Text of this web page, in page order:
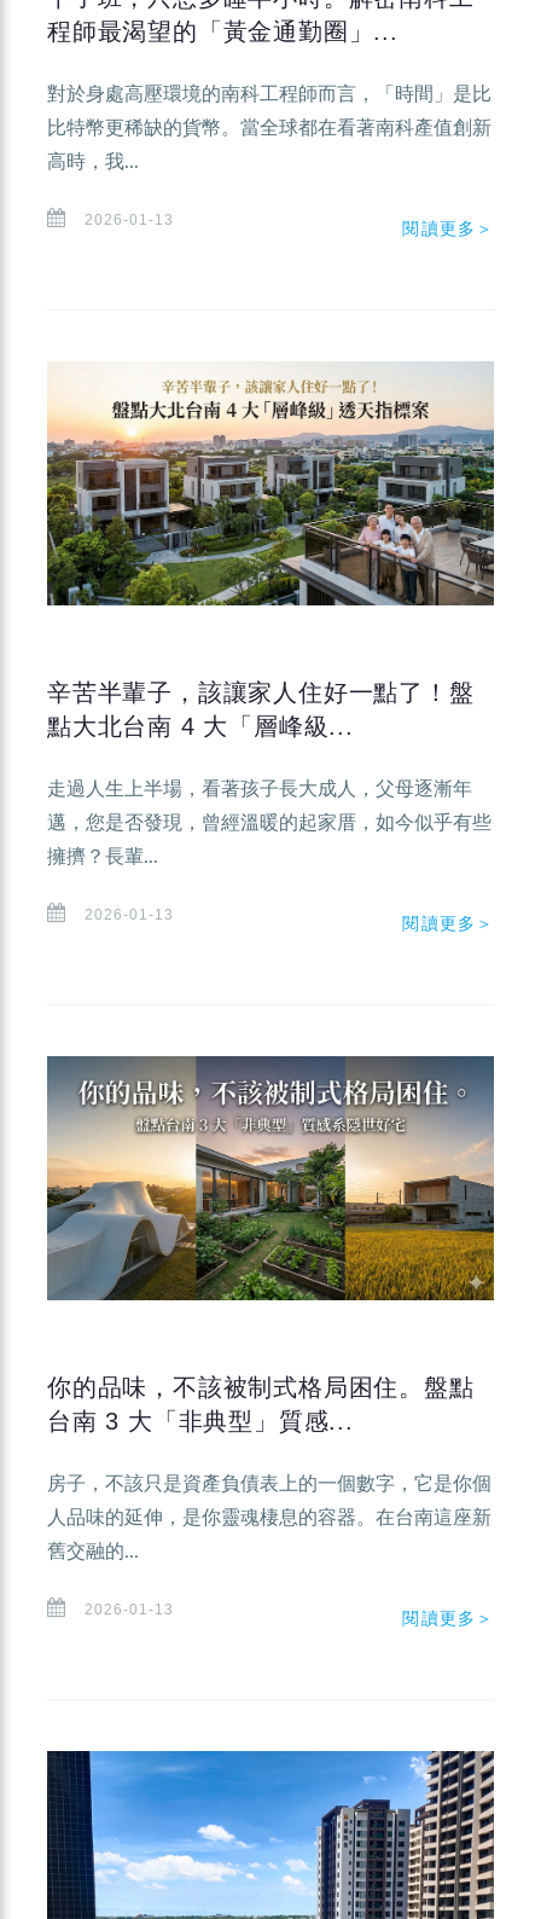
程師最渴望的「黃金通勤圈」...
對於身處高壓環境的南科工程師而言，「時間」是比
比特幣更稀缺的貨幣。當全球都在看著南科產值創新
高時，我...
2026-01-13 閱讀更多＞
辛苦半輩子，該讓家人住好一點了！盤
點大北台南 4 大「層峰級...
走過人生上半場，看著孩子長大成人，父母逐漸年
邁，您是否發現，曾經溫暖的起家厝，如今似乎有些
擁擠？長輩...
2026-01-13 閱讀更多＞
你的品味，不該被制式格局困住。盤點
台南 3 大「非典型」質感...
房子，不該只是資產負債表上的一個數字，它是你個
人品味的延伸，是你靈魂棲息的容器。在台南這座新
舊交融的...
2026-01-13 閱讀更多＞